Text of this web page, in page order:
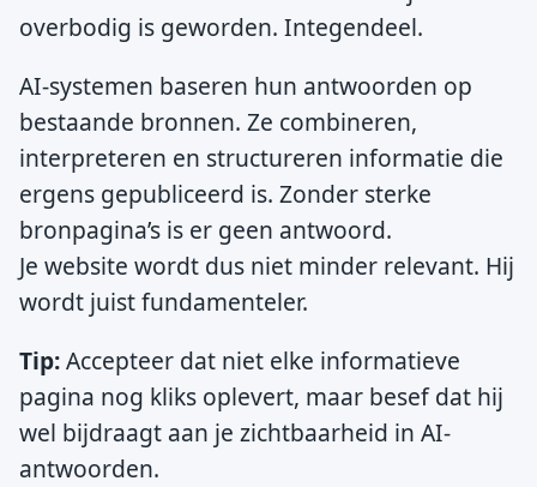
overbodig is geworden. Integendeel.
AI-systemen baseren hun antwoorden op
bestaande bronnen. Ze combineren,
interpreteren en structureren informatie die
ergens gepubliceerd is. Zonder sterke
bronpagina’s is er geen antwoord.
Je website wordt dus niet minder relevant. Hij
wordt juist fundamenteler.
Tip:Accepteer dat niet elke informatieve
pagina nog kliks oplevert, maar besef dat hij
wel bijdraagt aan je zichtbaarheid in AI-
antwoorden.